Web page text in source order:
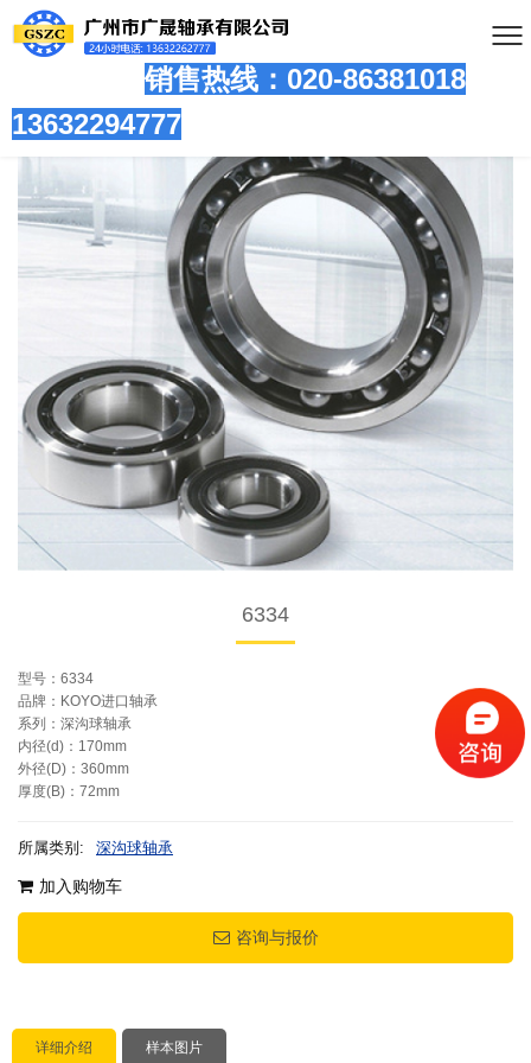
销售热线：020-86381018
13632294777
6334
型号：6334
品牌：KOYO进口轴承
系列：深沟球轴承
内径(d)：170mm
外径(D)：360mm
厚度(B)：72mm
所属类别: 深沟球轴承
加入购物车
咨询与报价
详细介绍 样本图片